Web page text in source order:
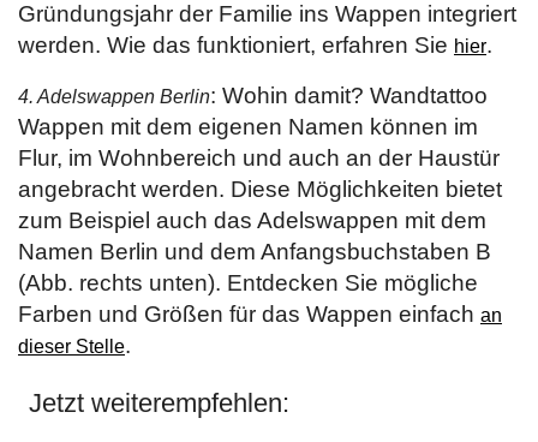
Gründungsjahr der Familie ins Wappen integriert
werden. Wie das funktioniert, erfahren Sie hier.
4. Adelswappen Berlin: Wohin damit? Wandtattoo
Wappen mit dem eigenen Namen können im
Flur, im Wohnbereich und auch an der Haustür
angebracht werden. Diese Möglichkeiten bietet
zum Beispiel auch das Adelswappen mit dem
Namen Berlin und dem Anfangsbuchstaben B
(Abb. rechts unten). Entdecken Sie mögliche
Farben und Größen für das Wappen einfach an
dieser Stelle.
Jetzt weiterempfehlen: